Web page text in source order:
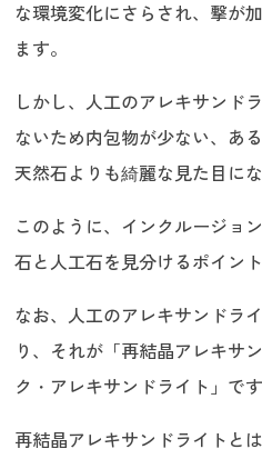
な環境変化にさらされ、撃が
ます。
しかし、人工のアレキサンド
ないため内包物が少ない、あ
天然石よりも綺麗な見た目に
このように、インクルージョ
石と人工石を見分けるポイン
なお、人工のアレキサンドラ
り、それが「再結晶アレキサ
ク・アレキサンドライト」です
再結晶アレキサンドライトと